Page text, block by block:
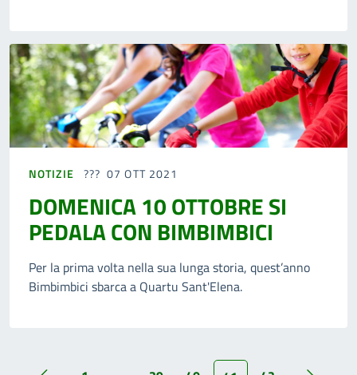
NOTIZIE 07 OTT 2021
DOMENICA 10 OTTOBRE SI
PEDALA CON BIMBIMBICI
Per la prima volta nella sua lunga storia, quest’anno
Bimbimbici sbarca a Quartu Sant'Elena.